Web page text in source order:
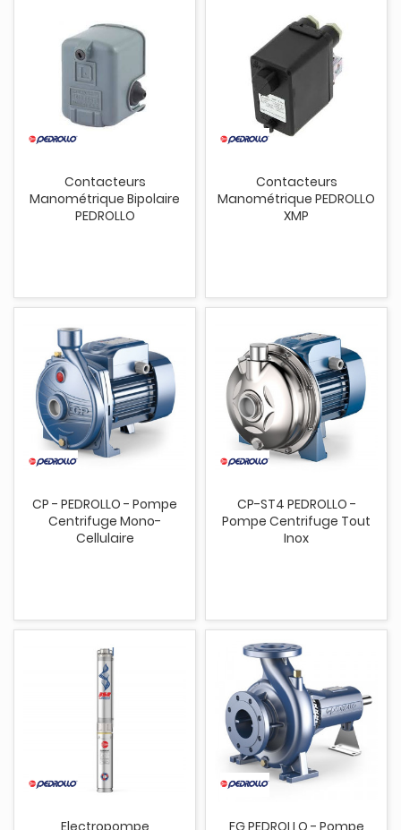
Contacteurs
Manométrique Bipolaire
PEDROLLO
Contacteurs
Manométrique PEDROLLO
XMP
CP - PEDROLLO - Pompe
Centrifuge Mono-
Cellulaire
CP-ST4 PEDROLLO -
Pompe Centrifuge Tout
Inox
Electropompe FG PEDROLLO - Pompe